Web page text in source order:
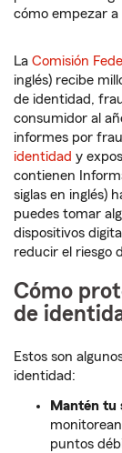
cómo empezar
La Comisión
inglés) recibe
de identidad,
consumidor al
informes por
identidad y
contienen
siglas en inglés)
puedes tomar
dispositivos
reducir el riesgo
Cómo
de
Estos son
identidad:
Mantén tu
puntos